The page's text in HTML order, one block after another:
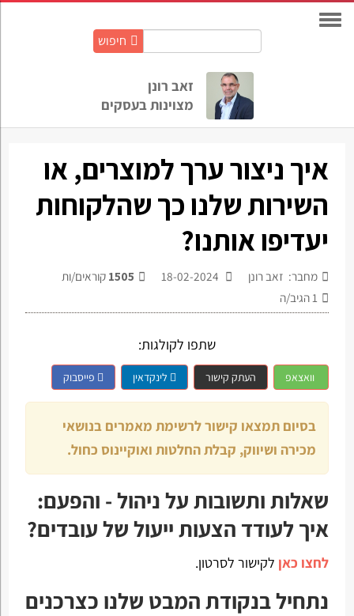
חיפוש
זאב רונן
מצוינות בעסקים
איך ניצור ערך למוצרים, או
השירות שלנו כך שהלקוחות
יעדיפו אותנו?
מחבר: זאב רונן 1505 קוראים/ות
1 הגיב/ה
שתפו לקולגות:
וואצאפ העתק קישור לינקדאין פייסבוק
בסיום תמצאו קישור לרשימת מאמרים בנושאי
מכירה ושיווק, קבלת החלטות ואוקיינוס כחול.
שאלות ותשובות על ניהול - והפעם:
איך לעודד הצעות ייעול של עובדים?
לחצו כאן לקישור לסרטון.
נתחיל בנקודת המבט שלנו כצרכנים